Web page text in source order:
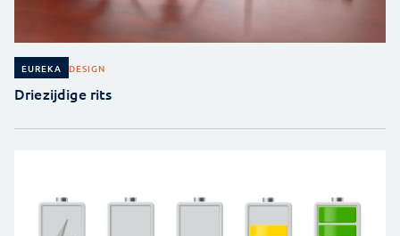
EUREKA DESIGN
Driezijdige rits